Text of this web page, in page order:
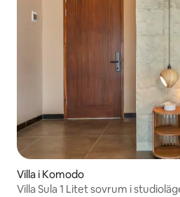
Villa i Komodo
Villa Sula 1 Litet sovrum i